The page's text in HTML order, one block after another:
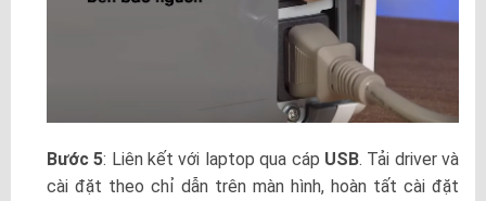
Bước 5: Liên kết với laptop qua cáp USB. Tải driver và
cài đặt theo chỉ dẫn trên màn hình, hoàn tất cài đặt